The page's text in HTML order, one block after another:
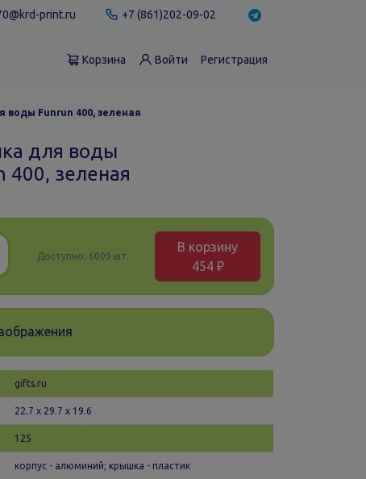
print.ru +7 (861)202-09-02
Корзина Войти Регистрация
воды Funrun 400, зеленая
для воды
400, зеленая
Доступно: 6009 шт.
В корзину
454 ₽
gifts.ru
22.7 х 29.7 x 19.6
125
корпус - алюминий; крышка - пластик